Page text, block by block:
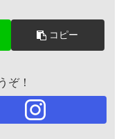
コピー
ぞ！